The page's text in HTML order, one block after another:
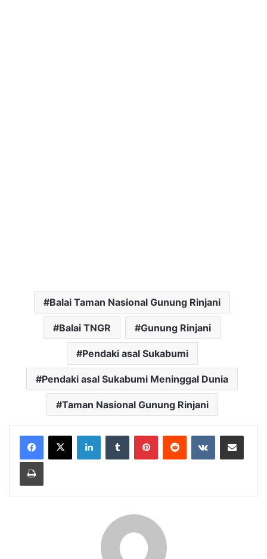
Balai Taman Nasional Gunung Rinjani
Balai TNGR Gunung Rinjani
Pendaki asal Sukabumi
Pendaki asal Sukabumi Meninggal Dunia
Taman Nasional Gunung Rinjani
LinkedInTumblr PinterestReddit VKontakteBagikan Lewat Email
Cetak